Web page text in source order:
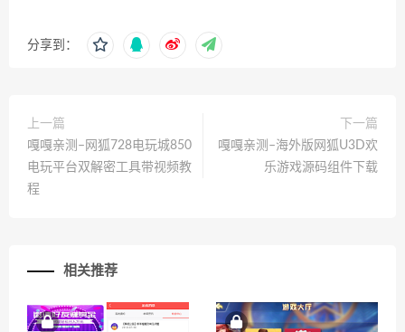
分享到：
上一篇
嘎嘎亲测–网狐728电玩城850
电玩平台双解密工具带视频教
程
下一篇
嘎嘎亲测–海外版网狐U3D欢
乐游戏源码组件下载
相关推荐